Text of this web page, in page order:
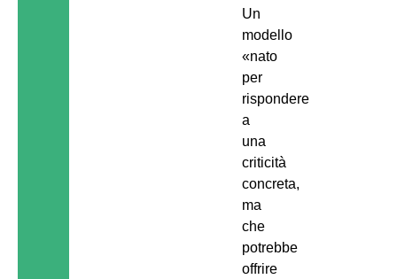
Un
modello
«nato
per
rispondere
a
una
criticità
concreta,
ma
che
potrebbe
offrire